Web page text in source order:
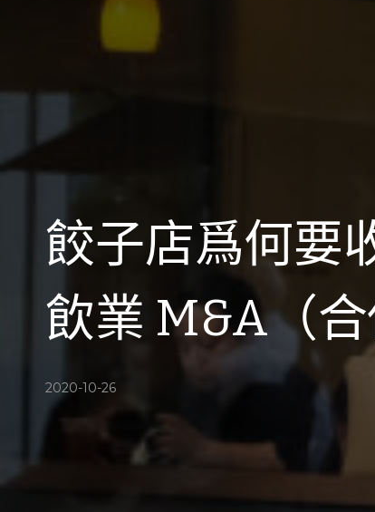
餃子店爲何要
飲業 M&A（合
2020-10-26